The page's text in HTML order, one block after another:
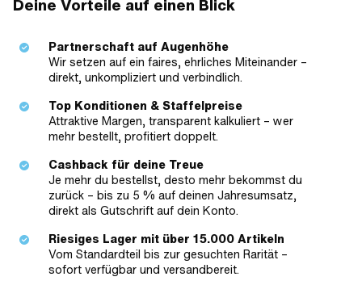
Deine Vorteile auf einen Blick
Partnerschaft auf Augenhöhe
Wir setzen auf ein faires, ehrliches Miteinander –
direkt, unkompliziert und verbindlich.
Top Konditionen & Staffelpreise
Attraktive Margen, transparent kalkuliert – wer
mehr bestellt, profitiert doppelt.
Cashback für deine Treue
Je mehr du bestellst, desto mehr bekommst du
zurück – bis zu 5 % auf deinen Jahresumsatz,
direkt als Gutschrift auf dein Konto.
Riesiges Lager mit über 15.000 Artikeln
Vom Standardteil bis zur gesuchten Rarität –
sofort verfügbar und versandbereit.